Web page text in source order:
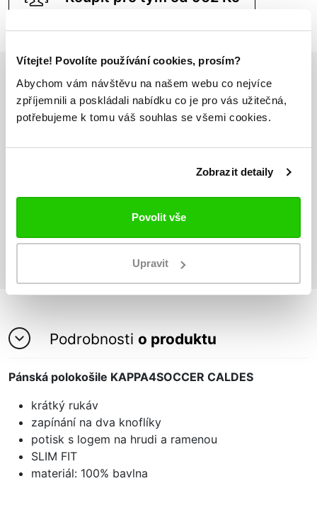
Vítejte! Povolíte používání cookies, prosím?
Abychom vám návštěvu na našem webu co nejvíce
zpříjemnili a poskládali nabídku co je pro vás užitečná,
potřebujeme k tomu váš souhlas se všemi cookies.
Zobrazit detaily
Povolit vše
Upravit
Odesíláme do 24h
Vše máme skladem
Doprava nad 1000 Kč
do 14 dnů ZDARMA
Podrobnosti o produktu
Pánská polokošile KAPPA4SOCCER CALDES
krátký rukáv
zapínání na dva knoflíky
potisk s logem na hrudi a ramenou
SLIM FIT
materiál: 100% bavlna